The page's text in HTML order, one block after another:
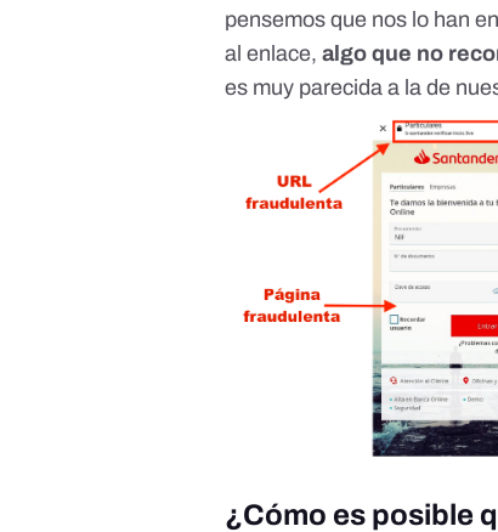
pensemos que nos lo han
al enlace,algo que no
es muy parecida a la de
¿Cómo es posible